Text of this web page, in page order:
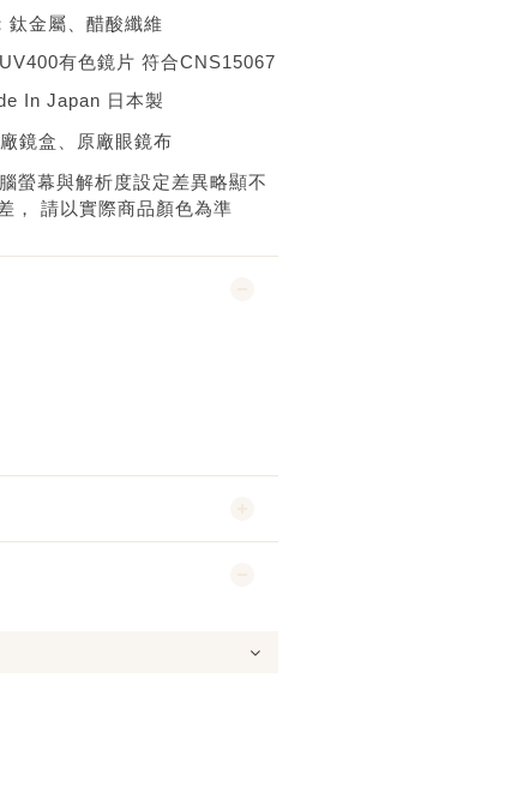
鈦金屬、醋酸纖維
UV400有色鏡片 符合CNS15067
In Japan 日本製
鏡盒
原廠眼鏡布
螢幕與解析度設定差異略顯不
，
請以實際商品顏色為準